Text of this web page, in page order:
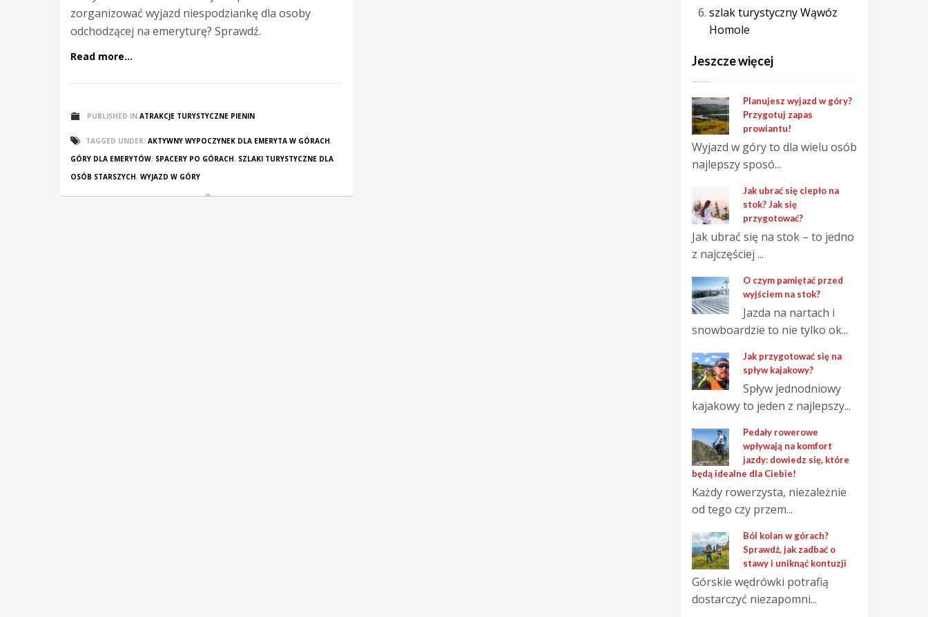
zorganizować wyjazd niespodziankę dla osoby
odchodzącej na emeryturę? Sprawdź.
Read more...
PUBLISHED IN ATRAKCJE TURYSTYCZNE PIENIN
TAGGED UNDER: AKTYWNY WYPOCZYNEK DLA EMERYTA W GÓRACH,
GÓRY DLA EMERYTÓW, SPACERY PO GÓRACH, SZLAKI TURYSTYCZNE DLA
OSÓB STARSZYCH, WYJAZD W GÓRY
szlak turystyczny Wąwóz
Homole
Jeszcze więcej
Planujesz wyjazd w góry?
Przygotuj zapas
prowiantu!
Wyjazd w góry to dla wielu osób
najlepszy sposó...
Jak ubrać się ciepło na
stok? Jak się
przygotować?
Jak ubrać się na stok – to jedno
z najczęściej ...
O czym pamiętać przed
wyjściem na stok?
Jazda na nartach i
snowboardzie to nie tylko ok...
Jak przygotować się na
spływ kajakowy?
Spływ jednodniowy
kajakowy to jeden z najlepszy...
Pedały rowerowe
wpływają na komfort
jazdy: dowiedz się, które
będą idealne dla Ciebie!
Każdy rowerzysta, niezależnie
od tego czy przem...
Ból kolan w górach?
Sprawdź, jak zadbać o
stawy i uniknąć kontuzji
Górskie wędrówki potrafią
dostarczyć niezapomni...